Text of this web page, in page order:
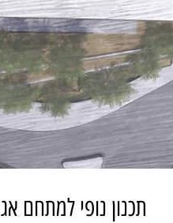
תכנון נופי למתחם